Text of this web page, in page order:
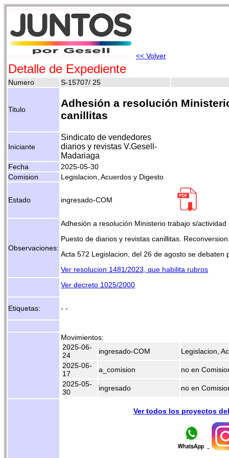
<< Volver
Detalle de Expediente
Numero S-15707/ 25
Titulo
Adhesión a resolución
canillitas
Iniciante
Sindicato de vendedores
diarios y revistas V.Gesell-
Madariaga
Fecha
2025-05-30
Comision
Legislacion, Acuerdos y Digesto
Estado ingresado-COM
Observaciones:
Adhesión a resolución Ministerio trabajo s/actividad
Puesto de diarios y revistas canillitas.
Acta 572 Legislacion, del 26 de agosto se debaten
Ver resolucion 1481/2023, que habilita rubros
Ver decreto 1025/2000
Etiquetas: - -
Movimientos:
2025-06-
24
ingresado-COM
Legislacion,
2025-06-
17
a_comision
no en
2025-05-
30
ingresado no en
Ver todos los proyectos
-